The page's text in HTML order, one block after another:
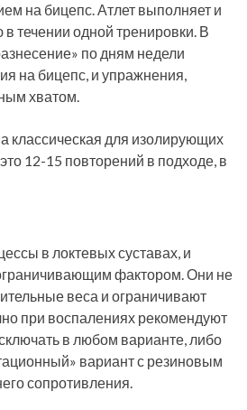
на бицепс. Атлет выполняет и
течении одной тренировки. В
по дням недели
на бицепс, и упражнения,
хватом.
классическая для изолирующих
12-15 повторений в подходе, в
в локтевых суставах, и
фактором. Они не
веса и ограничивают
при воспалениях рекомендуют
в любом варианте, либо
вариант с резиновым
сопротивления.